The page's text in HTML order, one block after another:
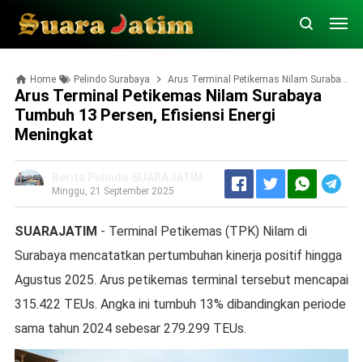
Home Pelindo Surabaya Arus Terminal Petikemas Nilam Surabaya Tumbuh 13 Persen, Efisiensi Energi Meningkat
Arus Terminal Petikemas Nilam Surabaya
Tumbuh 13 Persen, Efisiensi Energi
Meningkat
Minggu, 21 September 2025
SUARAJATIM - Terminal Petikemas (TPK) Nilam di
Surabaya mencatatkan pertumbuhan kinerja positif hingga
Agustus 2025. Arus petikemas terminal tersebut mencapai
315.422 TEUs. Angka ini tumbuh 13% dibandingkan periode
sama tahun 2024 sebesar 279.299 TEUs.